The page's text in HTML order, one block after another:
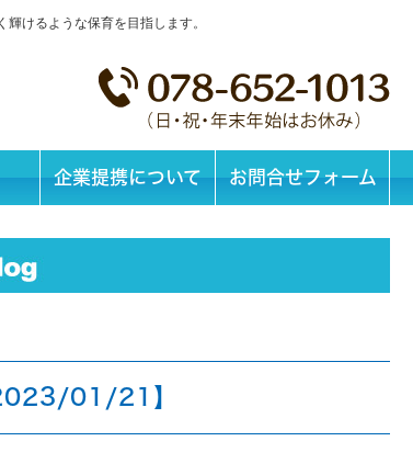
けるような保育を目指します。
企業提携について お問合せフォーム
01/21】